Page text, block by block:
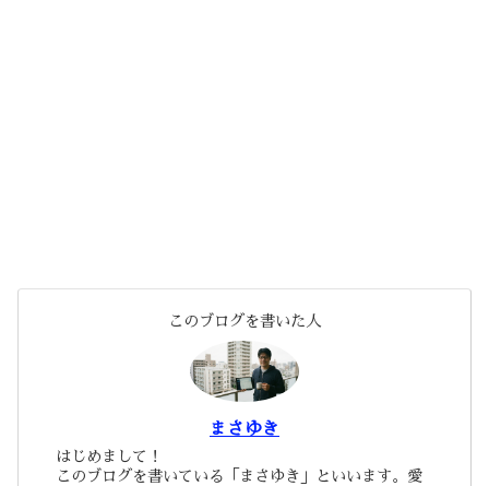
このブログを書いた人
まさゆき
はじめまして！
このブログを書いている「まさゆき」といいます。愛